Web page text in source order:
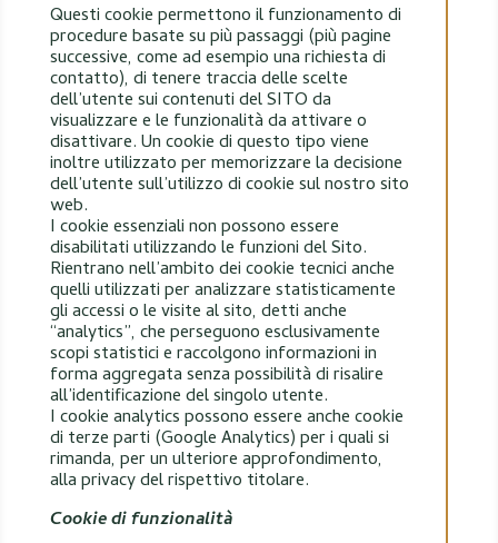
Questi cookie permettono il funzionamento di
procedure basate su più passaggi (più pagine
successive, come ad esempio una richiesta di
contatto), di tenere traccia delle scelte
dell’utente sui contenuti del SITO da
visualizzare e le funzionalità da attivare o
disattivare. Un cookie di questo tipo viene
inoltre utilizzato per memorizzare la decisione
dell’utente sull’utilizzo di cookie sul nostro sito
web.
I cookie essenziali non possono essere
disabilitati utilizzando le funzioni del Sito.
Rientrano nell’ambito dei cookie tecnici anche
quelli utilizzati per analizzare statisticamente
gli accessi o le visite al sito, detti anche
“analytics”, che perseguono esclusivamente
scopi statistici e raccolgono informazioni in
forma aggregata senza possibilità di risalire
all’identificazione del singolo utente.
I cookie analytics possono essere anche cookie
di terze parti (Google Analytics) per i quali si
rimanda, per un ulteriore approfondimento,
alla privacy del rispettivo titolare.
Cookie di funzionalità